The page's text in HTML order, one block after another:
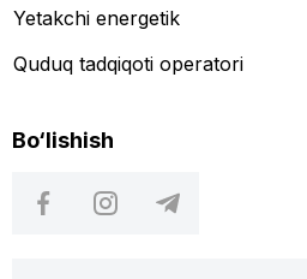
Yetakchi energetik
Quduq tadqiqoti operatori
Bo‘lishish